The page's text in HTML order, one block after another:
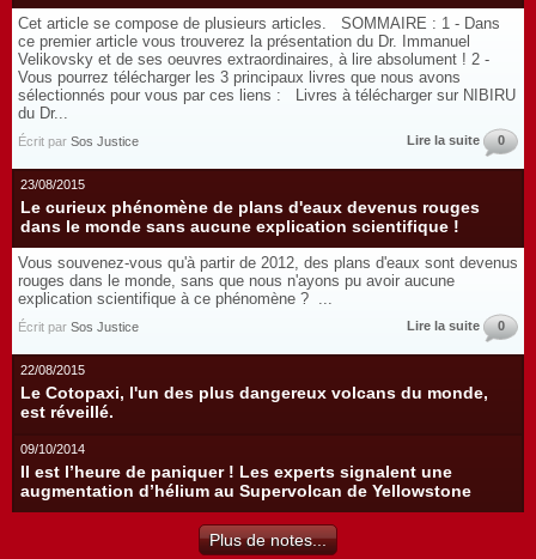
Cet article se compose de plusieurs articles. SOMMAIRE : 1 - Dans
ce premier article vous trouverez la présentation du Dr. Immanuel
Velikovsky et de ses oeuvres extraordinaires, à lire absolument ! 2 -
Vous pourrez télécharger les 3 principaux livres que nous avons
sélectionnés pour vous par ces liens : Livres à télécharger sur NIBIRU
du Dr...
Écrit par Sos Justice Lire la suite 0
23/08/2015
Le curieux phénomène de plans d'eaux devenus rouges
dans le monde sans aucune explication scientifique !
Vous souvenez-vous qu'à partir de 2012, des plans d'eaux sont devenus
rouges dans le monde, sans que nous n'ayons pu avoir aucune
explication scientifique à ce phénomène ? ...
Écrit par Sos Justice Lire la suite 0
22/08/2015
Le Cotopaxi, l'un des plus dangereux volcans du monde,
est réveillé.
09/10/2014
Il est l’heure de paniquer ! Les experts signalent une
augmentation d’hélium au Supervolcan de Yellowstone
Plus de notes...